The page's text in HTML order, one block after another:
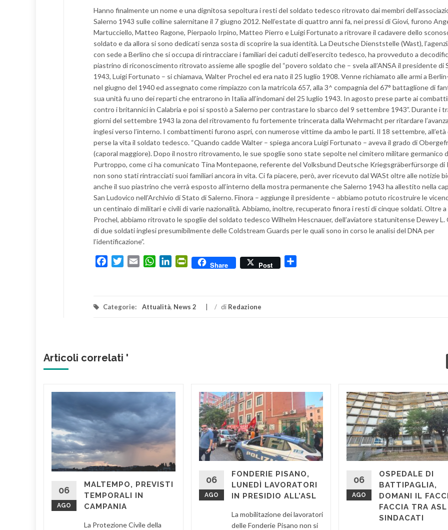
Hanno finalmente un nome e una dignitosa sepoltura i resti del soldato tedesco ritrovato dai membri
Salerno 1943 sulle colline salernitane il 7 giugno 2012. Nell’estate di quattro anni fa, nei pressi di Giovi, furono
Martucciello, Matteo Ragone, Pierpaolo Irpino, Matteo Pierro e Luigi Fortunato a ritrovare il cadavere dello
soldato e da allora si sono dedicati senza sosta di scoprire la sua identità. La Deutsche Dienststelle (Wast),
con sede a Berlino che si occupa di rintracciare i familiari dei caduti dell’esercito tedesco, ha provveduto a
piastrino di riconoscimento ritrovato assieme alle spoglie del “povero soldato che – svela all’ANSA il presidente di
1943, Luigi Fortunato – si chiamava, Walter Prochel ed era nato il 25 luglio 1908. Venne richiamato alle armi a
nel giugno del 1940 ed assegnato come rimpiazzo con la matricola 657, alla 3^ compagnia del 67° battaglione di
sua unità fu uno dei reparti che entrarono in Italia all’indomani del 25 luglio 1943. In agosto prese parte ai
contro i britannici in Calabria e poi si spostò a Salerno per contrastare lo sbarco del 9 settembre 1943”. Durante i
giorni del settembre 1943 la zona del ritrovamento fu fortemente trincerata dalla Wehrmacht per ritardare
inglesi verso l’interno. I combattimenti furono aspri, con numerose vittime da ambo le parti. Il 18 settembre, all’età
perse la vita il soldato tedesco. “Quando cadde Walter – spiega ancora Luigi Fortunato – aveva il grado di
(caporal maggiore). Dopo il nostro ritrovamento, le sue spoglie sono state sepolte nel cimitero militare germanico
Purtroppo, come ci ha comunicato Tina Montepaone, referente del Volksbund Deutsche Kriegsgräberfürsorge di
non sono stati rintracciati suoi familiari ancora in vita. Ci fa piacere, però, aver ricevuto dal WASt oltre alle notizie
anche il suo piastrino che verrà esposto all’interno della mostra permanente che Salerno 1943 ha allestito nella
San Ludovico nell’Archivio di Stato di Salerno. Finora – aggiunge il presidente – abbiamo potuto ricostruire le
un centinaio di militari e civili di varie nazionalità. Abbiamo, inoltre, recuperato finora i resti di cinque soldati. Oltre
Prochel, abbiamo ritrovato le spoglie del soldato tedesco Wilhelm Hescnauer, dell’aviatore statunitense Dewey
di due soldati inglesi presumibilmente delle Coldstream Guards per le quali sono in corso le analisi del DNA per
l’identificazione”.
FacebookTwitterEmail WhatsApp
LinkedInPrintFriendly
Share Post
Categorie: Attualità, News 2 / di Redazione
Articoli correlati '
06
AGO
MALTEMPO, PREVISTI
TEMPORALI IN
CAMPANIA
La Protezione Civile della
06
AGO
FONDERIE PISANO,
LUNEDÌ LAVORATORI
IN PRESIDIO ALL’ASL
La mobilitazione dei lavoratori
delle Fonderie Pisano non si
06
AGO
OSPEDALE DI
BATTIPAGLIA,
DOMANI IL
FACCIA TRA ASL
SINDACATI